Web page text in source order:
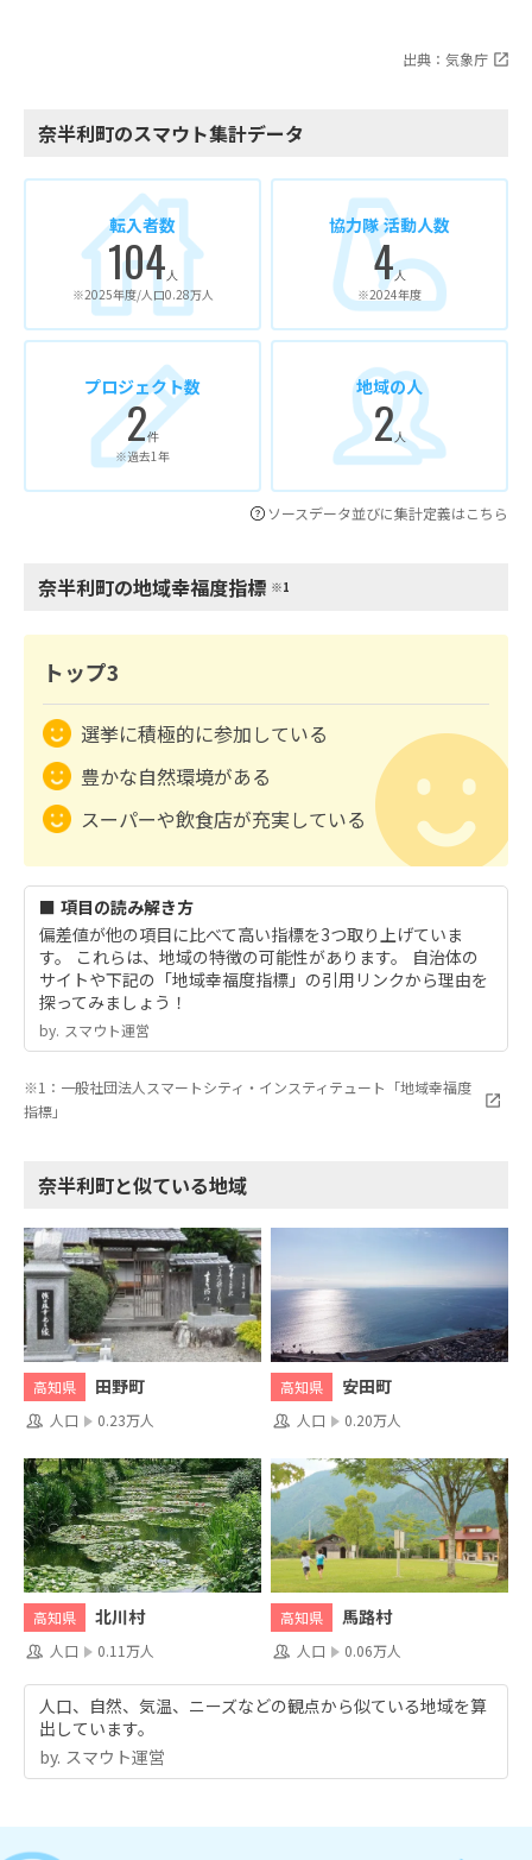
出典：気象庁
奈半利町のスマウト集計データ
転入者数
104 人
※2025年度/人口0.28万人
協力隊 活動人数
4人
※2024年度
プロジェクト数
2件
※過去1年
地域の人
2人
ソースデータ並びに集計定義はこちら
奈半利町の地域幸福度指標 ※1
トップ3
選挙に積極的に参加している
豊かな自然環境がある
スーパーや飲食店が充実している
■ 項目の読み解き方
偏差値が他の項目に比べて高い指標を3つ取り上げていま
す。 これらは、地域の特徴の可能性があります。 自治体の
サイトや下記の「地域幸福度指標」の引用リンクから理由を
探ってみましょう！
by.︎ スマウト運営
※1：一般社団法人スマートシティ・インスティテュート「地域幸福度
指標」
奈半利町と似ている地域
高知県 田野町
人口 0.23万人
高知県 安田町
人口 0.20万人
高知県 北川村
人口 0.11万人
高知県 馬路村
人口 0.06万人
人口、自然、気温、ニーズなどの観点から似ている地域を算
出しています。
by.︎ スマウト運営